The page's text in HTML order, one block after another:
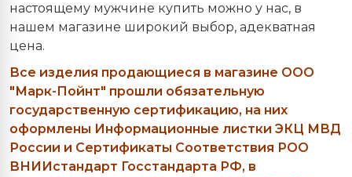
настоящему мужчине купить можно у нас, в
нашем магазине широкий выбор, адекватная
цена.
Все изделия продающиеся в магазине ООО
"Марк-Пойнт" прошли обязательную
государственную сертификацию, на них
оформлены Информационные листки ЭКЦ МВД
России и Сертификаты Соответствия РОО
ВНИИстандарт Госстандарта РФ, в